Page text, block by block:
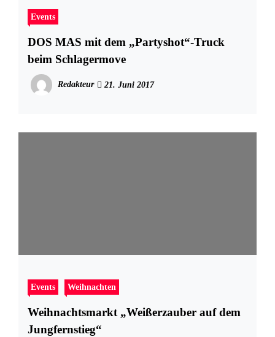
Events
DOS MAS mit dem „Partyshot“-Truck
beim Schlagermove
Redakteur 21. Juni 2017
Events Weihnachten
Weihnachtsmarkt „Weißerzauber auf dem
Jungfernstieg“